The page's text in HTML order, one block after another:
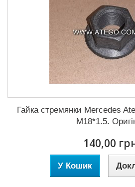
Гайка стремянки Mercedes
M18*1.5.
140,00
У Кошик